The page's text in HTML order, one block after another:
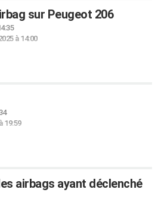
sur Peugeot 206
à 14:00
19:59
airbags ayant déclenché